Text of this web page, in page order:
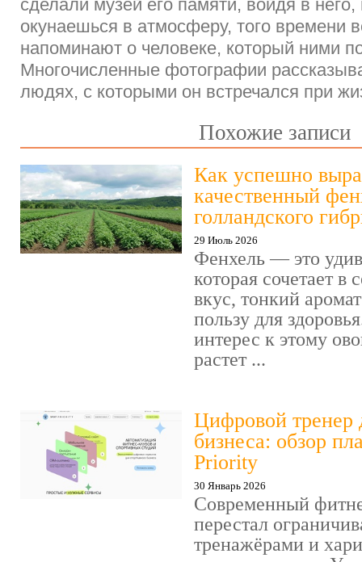
сделали музей его памяти, войдя в него,
окунаешься в атмосферу, того времени
напоминают о человеке, который ними
Многочисленные фотографии
людях, с которыми он встречался при
Похожие записи
Как успешно
качественный
голландского
29 Июль 2026
Фенхель — это
которая сочетает в
вкус, тонкий
пользу для
интерес к этому
растет ...
Цифровой тренер
бизнеса: обзор
Priority
30 Январь 2026
Современный
перестал
тренажёрами и